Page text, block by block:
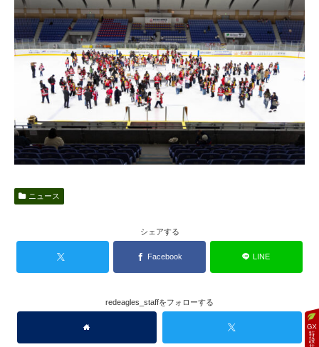
ニュース
シェアする
Facebook LINE
redeagles_staffをフォローする